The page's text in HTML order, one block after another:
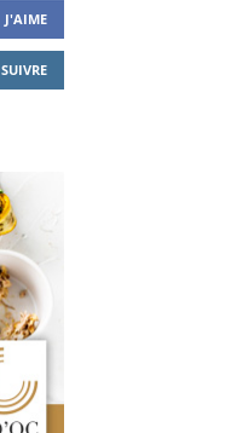
J'AIME
SUIVRE